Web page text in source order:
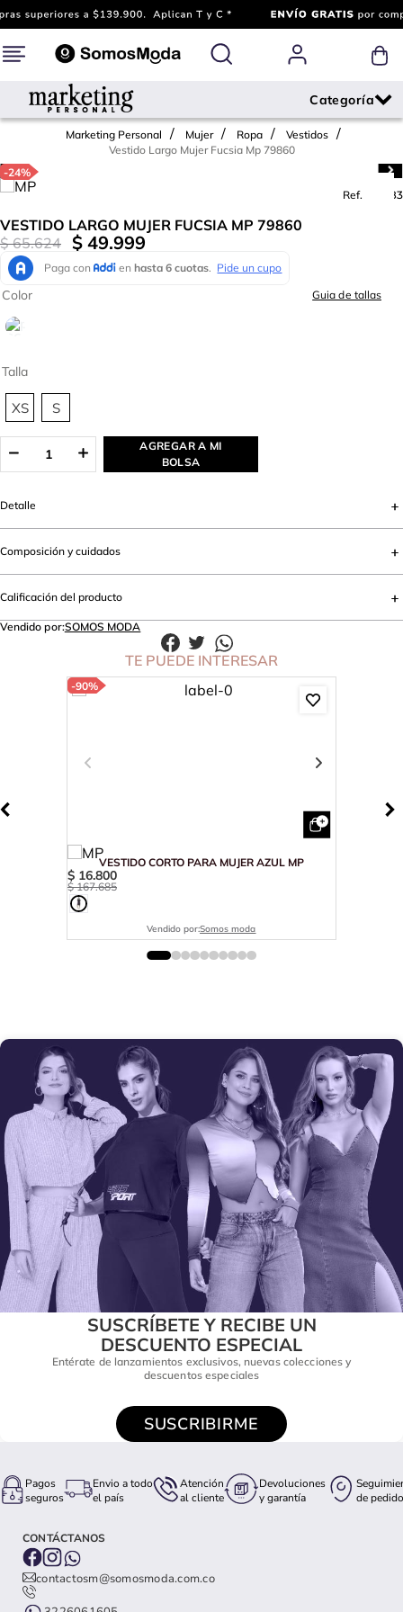
Marketing Personal Mujer Ropa
Vestidos
Vestido Largo Mujer Fucsia Mp 79860
-24%
Ref.
666683
VESTIDO LARGO MUJER FUCSIA MP 79860
$ 65.624 $ 49.999
Talla
XS S
Color Guia de tallas
AGREGAR A MI
BOLSA
Detalle
Composición y cuidados
Calificación del producto
Vendido por:SOMOS MODA
TE PUEDE INTERESAR
-90%
VESTIDO CORTO PARA MUJER AZUL MP
$ 16.800
$ 167.685
Vendido por:Somos moda
SUSCRÍBETE Y RECIBE UN
DESCUENTO ESPECIAL
Entérate de lanzamientos exclusivos, nuevas colecciones y
descuentos especiales
SUSCRIBIRME
Pagos
seguros
Envio a todo
el país
Atención
al cliente
Devoluciones
y garantía
de pedido
CONTÁCTANOS
contactosm@somosmoda.com.co